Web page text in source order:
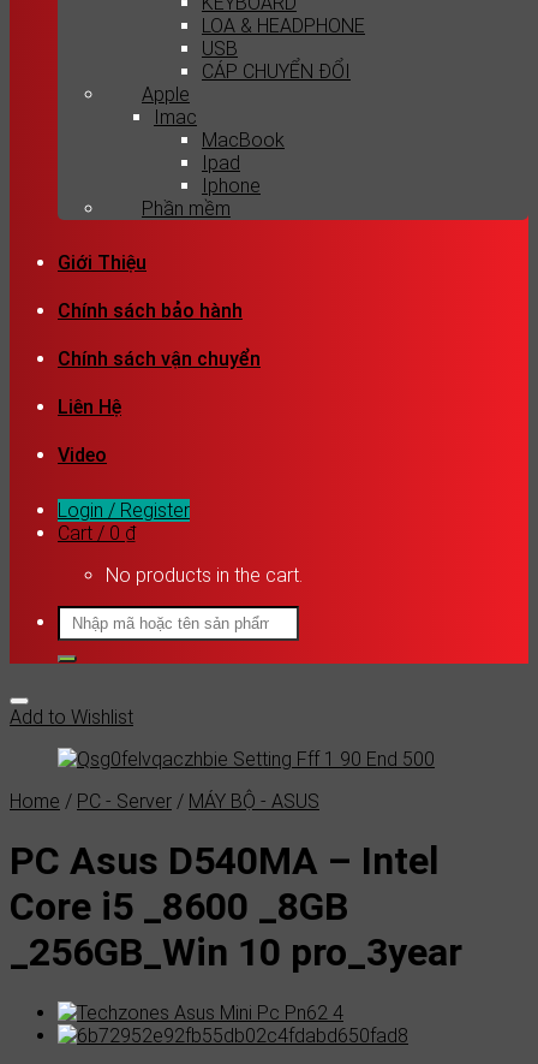
LOA & HEADPHONE
USB
CÁP CHUYỂN ĐỔI
Apple
Imac
MacBook
Ipad
Iphone
Phần mềm
Giới Thiệu
Chính sách bảo hành
Chính sách vận chuyển
Liên Hệ
Video
Login / Register
Cart / 0 ₫
No products in the cart.
Search
for:
Add to Wishlist
Home / PC - Server / MÁY BỘ - ASUS
PC Asus D540MA – Intel
Core i5 _8600 _8GB
_256GB_Win 10 pro_3year